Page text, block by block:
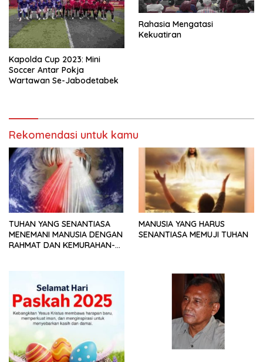
Kapolda Cup 2023: Mini
Soccer Antar Pokja
Wartawan Se-Jabodetabek
Rahasia Mengatasi
Kekuatiran
Rekomendasi untuk kamu
TUHAN YANG SENANTIASA
MENEMANI MANUSIA DENGAN
RAHMAT DAN KEMURAHAN-
MANUSIA YANG HARUS
SENANTIASA MEMUJI TUHAN